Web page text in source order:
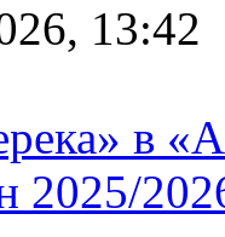
13:42
в
2025/